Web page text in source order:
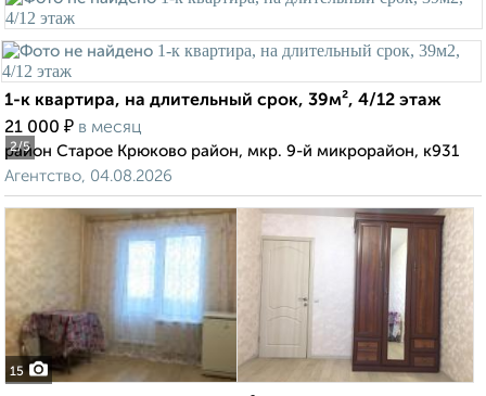
2/5
1-к квартира, на длительный срок, 39м², 4/12 этаж
21 000 ₽ в месяц
район Старое Крюково район, мкр. 9-й микрорайон, к931
Агентство, 04.08.2026
15